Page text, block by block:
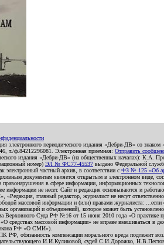
электронного периодического издания «Дебри-ДВ» со
т./ф.84212296081. Электронная приемная: Отправить
издания «Дебри-ДВ» (на общественных
номер) ЭЛ № ФС77-45537 выдано Федеральной
частный архив, в соответствии с ФЗ № 125 «Об
документам является открытым в электронном виде,
правонарушения в сфере информации, информационных
информации не несет. Сайт и редакция основываются и
главный редактор, журналист не несут
массовой информации и (или) правами журналиста:
организаций и объединений), которое может быть
Верховного Суда РФ №16 от 15 июня 2010 года «О практике
средствах массовой информации» не вправе вмешиваться в
РФ «О СМИ»).
РФ, обязанность компенсации морального вреда подлежит
И.И.Куликовой, судей С.И.Дорожко,